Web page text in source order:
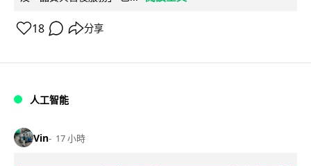
18 分享
人工智能
Vin 17 小時